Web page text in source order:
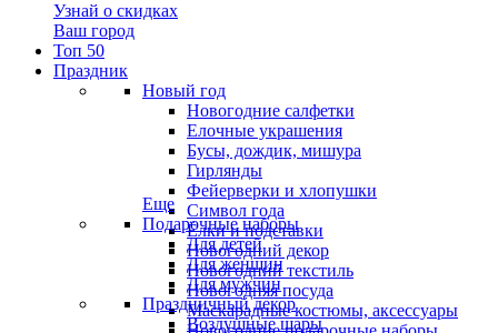
Узнай о скидках
Ваш город
Топ 50
Праздник
Новый год
Новогодние салфетки
Елочные украшения
Бусы, дождик, мишура
Гирлянды
Фейерверки и хлопушки
Символ года
Ёлки и подставки
Новогодний декор
Новогодний текстиль
Новогодняя посуда
Маскарадные костюмы, аксессуары
Еще
Подарочные наборы
Для детей
Для женщин
Для мужчин
Праздничный декор
Воздушные шары